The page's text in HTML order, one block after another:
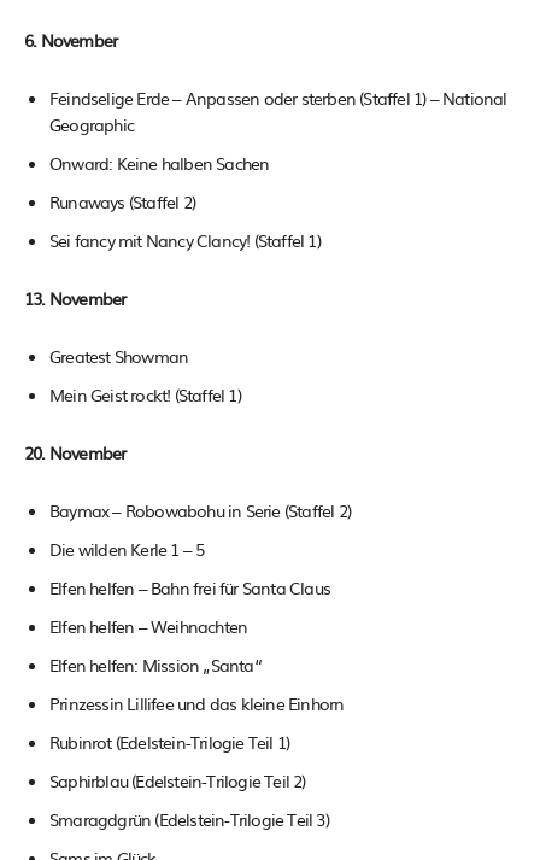
6. November
Feindselige Erde – Anpassen oder sterben (Staffel 1) – National
Geographic
Onward: Keine halben Sachen
Runaways (Staffel 2)
Sei fancy mit Nancy Clancy! (Staffel 1)
13. November
Greatest Showman
Mein Geist rockt! (Staffel 1)
20. November
Baymax – Robowabohu in Serie (Staffel 2)
Die wilden Kerle 1 – 5
Elfen helfen – Bahn frei für Santa Claus
Elfen helfen – Weihnachten
Elfen helfen: Mission „Santa“
Prinzessin Lillifee und das kleine Einhorn
Rubinrot (Edelstein-Trilogie Teil 1)
Saphirblau (Edelstein-Trilogie Teil 2)
Smaragdgrün (Edelstein-Trilogie Teil 3)